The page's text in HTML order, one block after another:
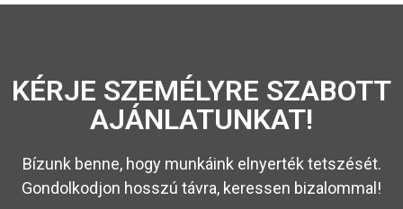
KÉRJE SZEMÉLYRE SZABOTT
AJÁNLATUNKAT!
Bízunk benne, hogy munkáink elnyerték tetszését.
Gondolkodjon hosszú távra, keressen bizalommal!